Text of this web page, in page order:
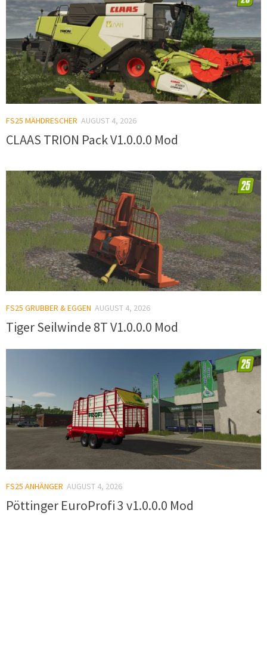
FS25 MÄHDRESCHER AUGUST 4, 2026
CLAAS TRION Pack V1.0.0.0 Mod
FS25 GRUBBER & EGGEN AUGUST 4, 2026
Tiger Seilwinde 8T V1.0.0.0 Mod
FS25 ANHÄNGER AUGUST 4, 2026
Pöttinger EuroProfi 3 v1.0.0.0 Mod